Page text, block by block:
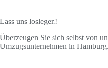
Lass uns loslegen!
Überzeugen Sie sich selbst von
Umzugsunternehmen in Hamburg.